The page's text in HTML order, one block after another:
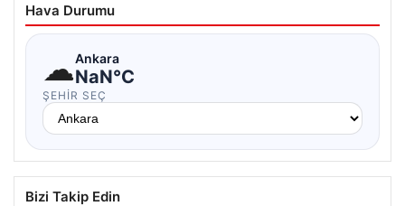
Hava Durumu
☁Ankara
NaN°C
ŞEHIR SEÇ
Bizi Takip Edin